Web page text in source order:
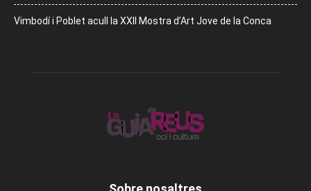
Vimbodí i Poblet acull la XXII Mostra d’Art Jove de la Conca